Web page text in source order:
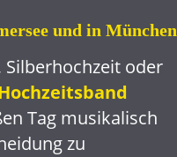
und in München
Silberhochzeit oder
Tag musikalisch
zu